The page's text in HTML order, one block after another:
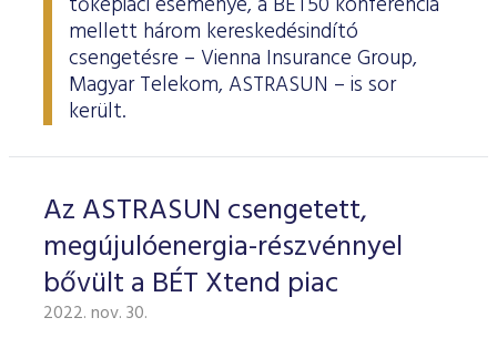
mellett három kereskedésindító
csengetésre – Vienna Insurance Group,
Magyar Telekom, ASTRASUN – is sor
került.
Az ASTRASUN csengetett,
megújulóenergia-részvénnyel
bővült a BÉT Xtend piac
2022. nov. 30.